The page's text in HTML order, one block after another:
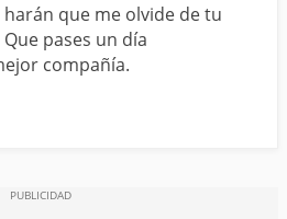
que me olvide de tu
Que pases un día
compañía.